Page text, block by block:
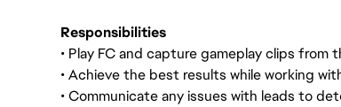
Responsibilities
• Play FC and capture gameplay clips
• Achieve the best results while working
• Communicate any issues with leads to